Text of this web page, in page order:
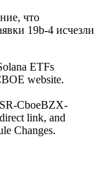
что
19b-4 исчезли
ETFs
website.
CboeBZX-
link, and
Changes.